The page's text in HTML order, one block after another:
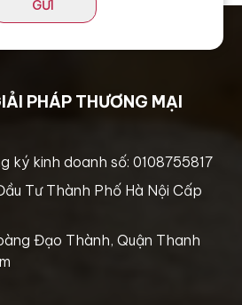
GỬI
PHÁP THƯƠNG MẠI
ký kinh doanh số: 0108755817
Tư Thành Phố Hà Nội Cấp
Đạo Thành, Quận Thanh